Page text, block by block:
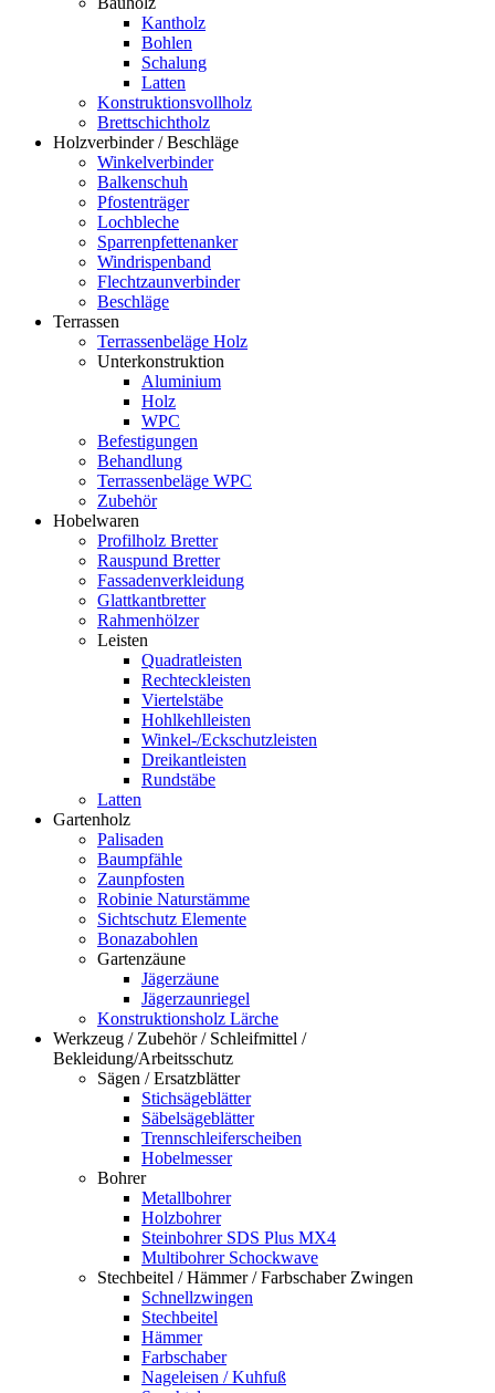
Kantholz
Bohlen
Schalung
Latten
Konstruktionsvollholz
Brettschichtholz
Holzverbinder / Beschläge
Winkelverbinder
Balkenschuh
Pfostenträger
Lochbleche
Sparrenpfettenanker
Windrispenband
Flechtzaunverbinder
Beschläge
Terrassen
Terrassenbeläge Holz
Unterkonstruktion
Aluminium
Holz
WPC
Befestigungen
Behandlung
Terrassenbeläge WPC
Zubehör
Hobelwaren
Profilholz Bretter
Rauspund Bretter
Fassadenverkleidung
Glattkantbretter
Rahmenhölzer
Leisten
Quadratleisten
Rechteckleisten
Viertelstäbe
Hohlkehlleisten
Winkel-/Eckschutzleisten
Dreikantleisten
Rundstäbe
Latten
Gartenholz
Palisaden
Baumpfähle
Zaunpfosten
Robinie Naturstämme
Sichtschutz Elemente
Bonazabohlen
Gartenzäune
Jägerzäune
Jägerzaunriegel
Konstruktionsholz Lärche
Werkzeug / Zubehör / Schleifmittel /
Bekleidung/Arbeitsschutz
Sägen / Ersatzblätter
Stichsägeblätter
Säbelsägeblätter
Trennschleiferscheiben
Hobelmesser
Bohrer
Metallbohrer
Holzbohrer
Steinbohrer SDS Plus MX4
Multibohrer Schockwave
Stechbeitel / Hämmer / Farbschaber Zwingen
Schnellzwingen
Stechbeitel
Hämmer
Farbschaber
Nageleisen / Kuhfuß